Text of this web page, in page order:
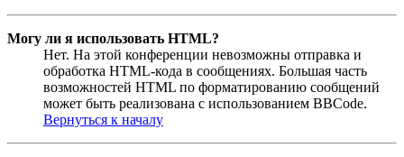
Могу ли я использовать HTML?
Нет. На этой конференции невозможны отправка и
обработка HTML-кода в сообщениях. Большая часть
возможностей HTML по форматированию сообщений
может быть реализована с использованием BBCode.
Вернуться к началу